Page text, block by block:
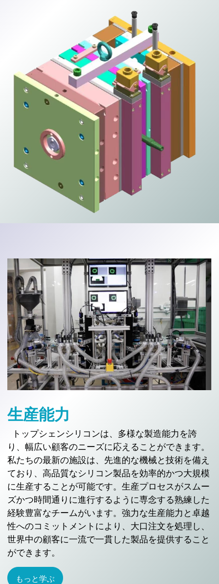
生産能力
トップシェンシリコンは、多様な製造能力を誇
り、幅広い顧客のニーズに応えることができます。
私たちの最新の施設は、先進的な機械と技術を備え
ており、高品質なシリコン製品を効率的かつ大規模
に生産することが可能です。生産プロセスがスムー
ズかつ時間通りに進行するように専念する熟練した
経験豊富なチームがいます。強力な生産能力と卓越
性へのコミットメントにより、大口注文を処理し、
世界中の顧客に一流で一貫した製品を提供すること
ができます。
もっと学ぶ